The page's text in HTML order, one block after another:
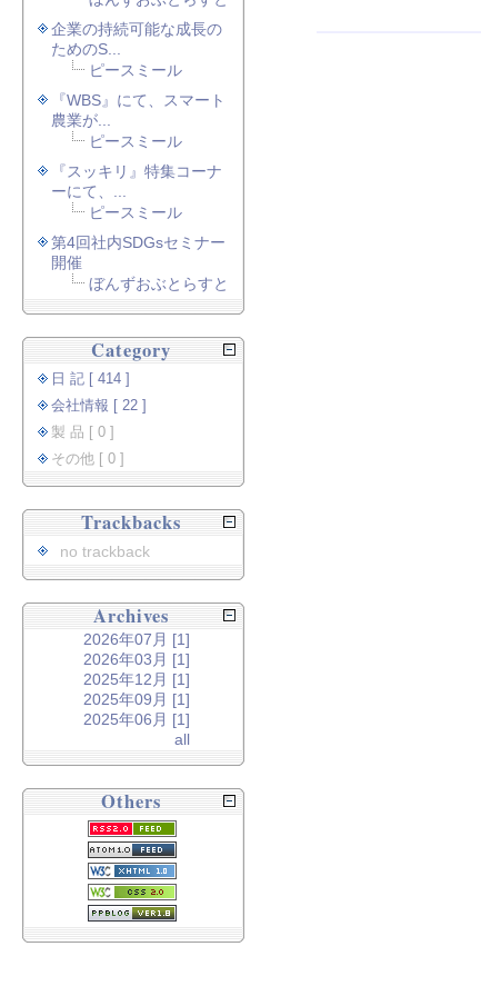
企業の持続可能な成長の
ためのS...
ピースミール
『WBS』にて、スマート
農業が...
ピースミール
『スッキリ』特集コーナ
ーにて、...
ピースミール
第4回社内SDGsセミナー
開催
ぼんずおぶとらすと
Category
日 記 [ 414 ]
会社情報 [ 22 ]
製 品 [ 0 ]
その他 [ 0 ]
Trackbacks
no trackback
Archives
2026年07月 [1]
2026年03月 [1]
2025年12月 [1]
2025年09月 [1]
2025年06月 [1]
all
Others